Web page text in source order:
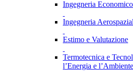
Ingegneria
Ingegneria
Estimo e Valutazione
Termotecnica e
l’Energia e l’Ambiente